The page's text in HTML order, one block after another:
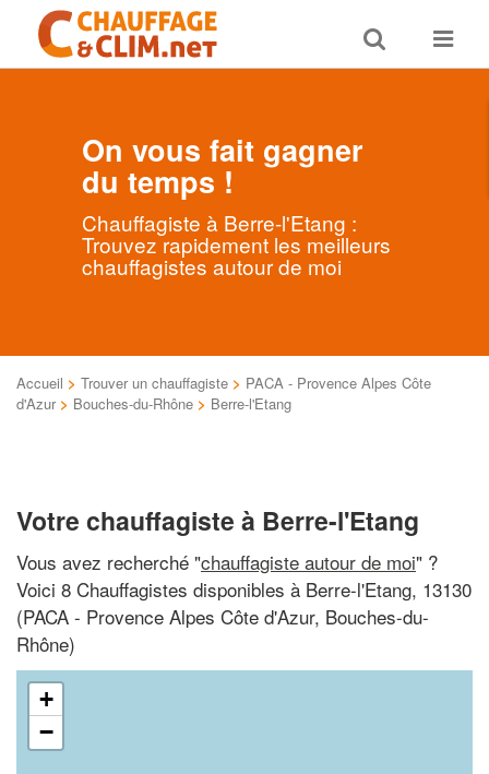
Toggle
search
Toggle
On vous fait gagner
du temps !
Chauffagiste à Berre-l'Etang :
Trouvez rapidement les meilleurs
chauffagistes autour de moi
Accueil > Trouver un chauffagiste > PACA - Provence Alpes Côte
d'Azur > Bouches-du-Rhône > Berre-l'Etang
Votre chauffagiste à Berre-l'Etang
Vous avez recherché "chauffagiste autour de moi" ?
Voici 8 Chauffagistes disponibles à Berre-l'Etang, 13130
(PACA - Provence Alpes Côte d'Azur, Bouches-du-
Rhône)
+
−